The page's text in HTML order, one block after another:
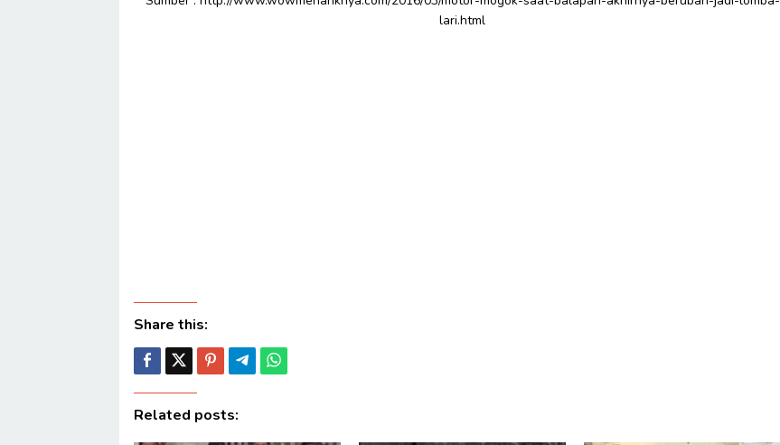
lari.html
Share this:
Related posts: